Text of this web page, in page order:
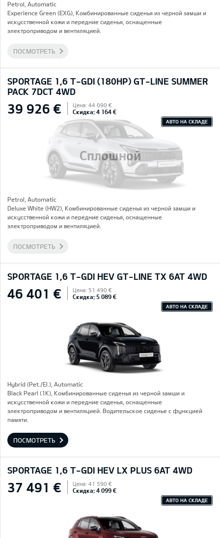
Petrol, Automatic
Experience Green (EXG), Комбинированные сиденья из черной замши и
искусственной кожи и передние сиденья, оснащенные
электроприводом и вентиляцией.
ПОСМОТРЕТЬ
SPORTAGE 1,6 T-GDI (180HP) GT-LINE SUMMER
PACK 7DCT 4WD
Сплошной
39 926 € Цена: 44 090 €
Скидка: 4 164 €
АВТО НА СКЛАДЕ
Petrol, Automatic
Deluxe White (HW2), Комбинированные сиденья из черной замши и
искусственной кожи и передние сиденья, оснащенные
электроприводом и вентиляцией.
ПОСМОТРЕТЬ
SPORTAGE 1,6 T-GDI HEV GT-LINE TX 6AT 4WD
46 401 € Цена: 51 490 €
Скидка: 5 089 €
АВТО НА СКЛАДЕ
Hybrid (Pet./El.), Automatic
Black Pearl (1K), Комбинированные сиденья из черной замши и
искусственной кожи и передние сиденья, оснащенные
электроприводом и вентиляцией. Водительское сиденье с функцией
памяти.
ПОСМОТРЕТЬ
SPORTAGE 1,6 T-GDI HEV LX PLUS 6AT 4WD
37 491 € Цена: 41 590 €
Скидка: 4 099 €
АВТО НА СКЛАДЕ